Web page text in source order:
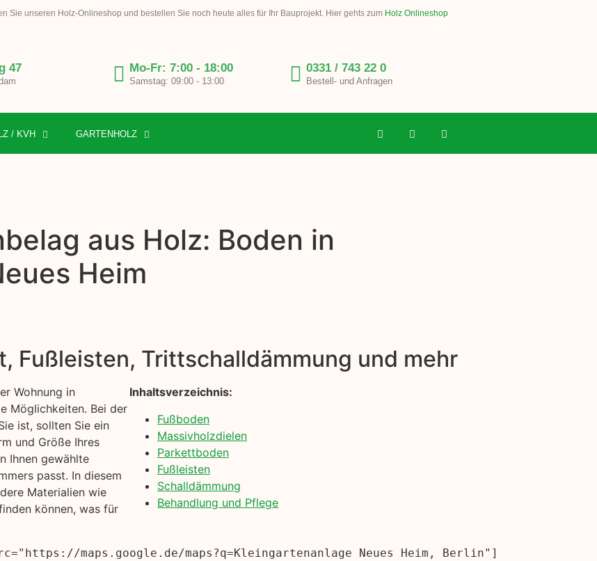
Sie unseren Holz-Onlineshop und bestellen Sie noch heute alles für Ihr Bauprojekt. Hier gehts zum Holz Onlineshop
47 Mo-Fr: 7:00 - 18:00
Samstag: 09:00 - 13:00
0331 / 743 22 0
Bestell- und Anfragen
/ KVH GARTENHOLZ
aus Holz: Boden in
Heim
Fußleisten, Trittschalldämmung und mehr
Wohnung in
Möglichkeiten. Bei der
ist, sollten Sie ein
und Größe Ihres
Ihnen gewählte
passt. In diesem
Materialien wie
können, was für
Inhaltsverzeichnis:
Fußboden
Massivholzdielen
Parkettboden
Fußleisten
Schalldämmung
Behandlung und Pflege
maps.google.de/maps?q=Kleingartenanlage Neues Heim, Berlin"]